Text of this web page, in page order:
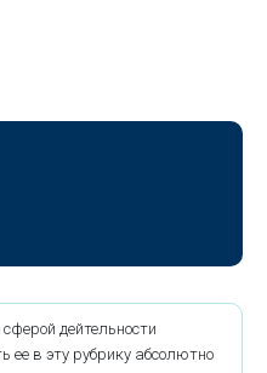
дейтельности
ее в эту рубрику абсолютно